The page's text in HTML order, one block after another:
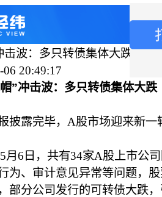
击波：多只转债集体大跌
20:49:17
”冲击波：多只转债集体大跌
露完毕，A股市场迎来新一
6日，共有34家A股上市公司
为、审计意见异常等问题，
部分公司发行的可转债大跌